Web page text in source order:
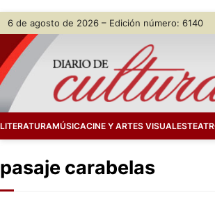
Skip
content
6 de agosto de 2026 – Edición número: 6140
LITERATURAMÚSICACINE Y ARTES VISUALES
pasaje carabelas